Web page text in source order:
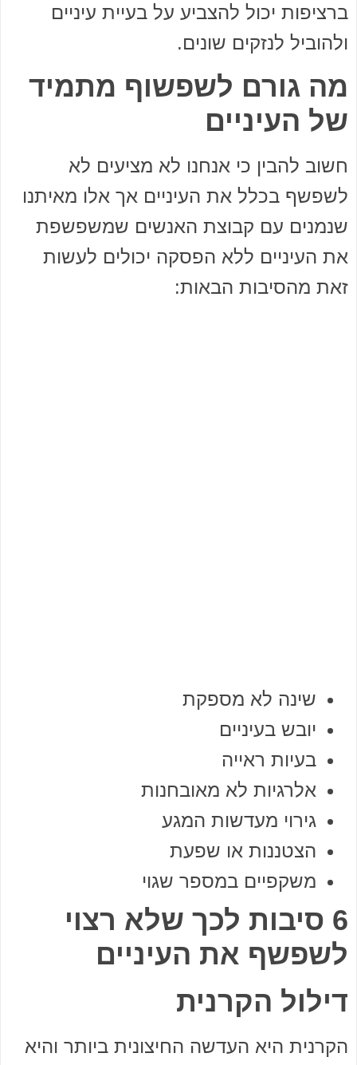
ברציפות יכול להצביע על בעיית עיניים
ולהוביל לנזקים שונים.
מה גורם לשפשוף מתמיד
של העיניים
חשוב להבין כי אנחנו לא מציעים לא
לשפשף בכלל את העיניים אך אלו מאיתנו
שנמנים עם קבוצת האנשים שמשפשפת
את העיניים ללא הפסקה יכולים לעשות
זאת מהסיבות הבאות:
שינה לא מספקת
יובש בעיניים
בעיות ראייה
אלרגיות לא מאובחנות
גירוי מעדשות המגע
הצטננות או שפעת
משקפיים במספר שגוי
6 סיבות לכך שלא רצוי
לשפשף את העיניים
דילול הקרנית
הקרנית היא העדשה החיצונית ביותר והיא